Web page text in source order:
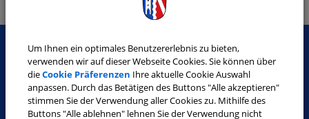
SO ERREICHEN SIE UNS
Gemeinde Laberweinting
Um Ihnen ein optimales Benutzererlebnis zu bieten,
verwenden wir auf dieser Webseite Cookies. Sie können über
dieCookie Präferenzen Ihre aktuelle Cookie Auswahl
anpassen. Durch das Betätigen des Buttons "Alle akzeptieren"
stimmen Sie der Verwendung aller Cookies zu. Mithilfe des
Buttons "Alle ablehnen" lehnen Sie der Verwendung nicht